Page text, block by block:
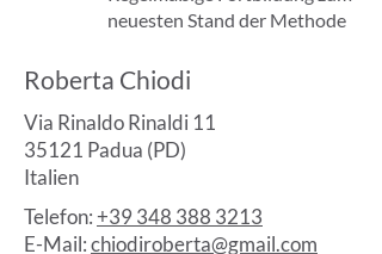
neuesten Stand der Methode
Roberta Chiodi
Via Rinaldo Rinaldi 11
35121 Padua (PD)
Italien
Telefon:+39 348 388 3213
E-Mail:chiodiroberta@gmail.com